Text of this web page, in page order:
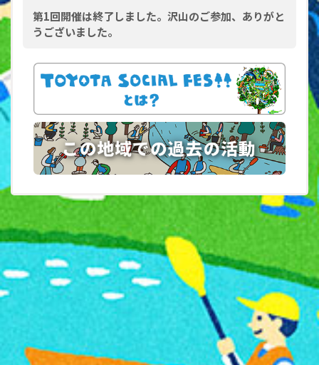
第1回開催は終了しました。沢山のご参加、ありがと
うございました。